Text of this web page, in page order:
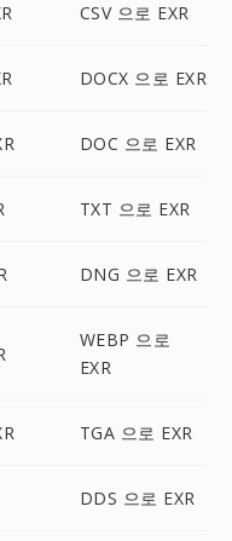
CSV 으로 EXR
DOCX 으로 EXR
DOC 으로 EXR
TXT 으로 EXR
DNG 으로 EXR
WEBP 으로
EXR
TGA 으로 EXR
DDS 으로 EXR